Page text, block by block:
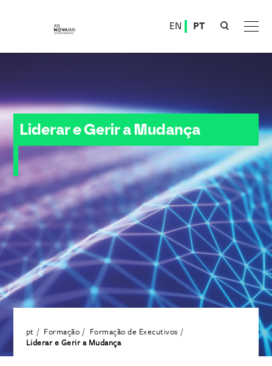
EN PT
Liderar e Gerir a Mudança
Liderar e Gerir a Mudança
pt Formação
Formação de Executivos
Liderar e Gerir a Mudança